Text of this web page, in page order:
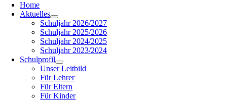
Home
Aktuelles
Schuljahr 2026/2027
Schuljahr 2025/2026
Schuljahr 2024/2025
Schuljahr 2023/2024
Schulprofil
Unser Leitbild
Für Lehrer
Für Eltern
Für Kinder